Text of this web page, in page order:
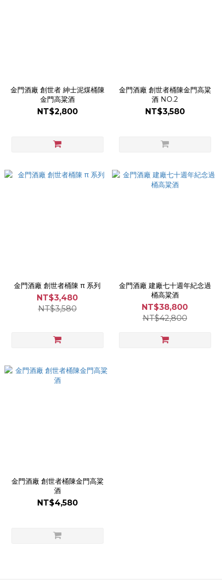
金門酒廠 創世者 紳士泥煤桶陳
金門高粱酒
NT$2,800
金門酒廠 創世者桶陳金門高粱
酒 NO.2
NT$3,580
金門酒廠 創世者桶陳 π 系列
NT$3,480
NT$3,580
金門酒廠 建廠七十週年紀念過
桶高粱酒
NT$38,800
NT$42,800
金門酒廠 創世者桶陳金門高粱
酒
NT$4,580